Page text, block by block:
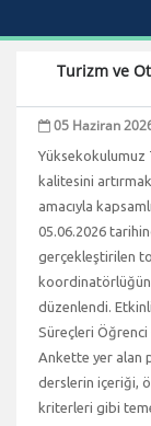
Turizm ve
05 Haziran
Yüksekokulumuz
kalitesini
amacıyla
05.06.2026
gerçekleştirilen
düzenlendi.
Süreçleri Öğrenci
Ankette yer alan
derslerin içeriği,
kriterleri gibi